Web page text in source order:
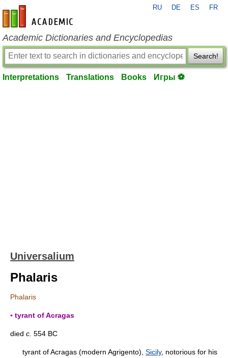
en-academic.com
RU DE ES FR
Academic Dictionaries and Encyclopedias
Search!
Interpretations Translations Books Игры ⚽
Universalium
Phalaris
Phalaris
▪ tyrant of Acragas
died c. 554 BC
tyrant of Acragas (modern Agrigento), Sicily, notorious for his